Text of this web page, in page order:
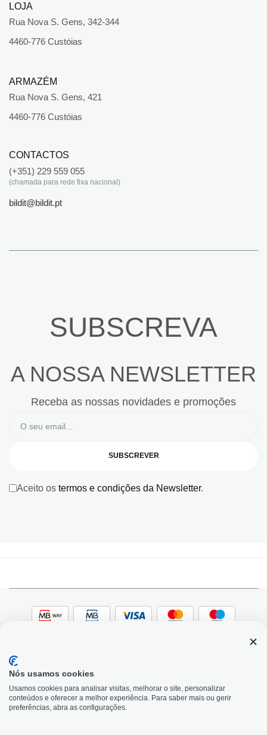
LOJA
Rua Nova S. Gens, 342-344
4460-776 Custóias
ARMAZÉM
Rua Nova S. Gens, 421
4460-776 Custóias
CONTACTOS
(+351) 229 559 055
(chamada para rede fixa nacional)
bildit@bildit.pt
SUBSCREVA
A NOSSA NEWSLETTER
Receba as nossas novidades e promoções
SUBSCREVER
Aceito os termos e condições da Newsletter.
© 2026, Bildit. Todos os direitos reservados | Powered
by Toogas, with
Magento
Precisa de Ajuda?
Nós usamos cookies
Usamos cookies para analisar visitas, melhorar o site, personalizar
conteúdos e oferecer a melhor experiência. Para saber mais ou gerir
preferências, abra as configurações.